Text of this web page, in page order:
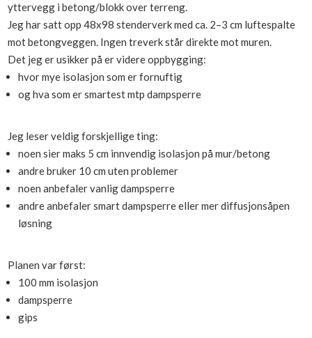
yttervegg i betong/blokk over terreng.
Jeg har satt opp 48x98 stenderverk med ca. 2–3 cm luftespalte
mot betongveggen. Ingen treverk står direkte mot muren.
Det jeg er usikker på er videre oppbygging:
hvor mye isolasjon som er fornuftig
og hva som er smartest mtp dampsperre
Jeg leser veldig forskjellige ting:
noen sier maks 5 cm innvendig isolasjon på mur/betong
andre bruker 10 cm uten problemer
noen anbefaler vanlig dampsperre
andre anbefaler smart dampsperre eller mer diffusjonsåpen
løsning
Planen var først:
100 mm isolasjon
dampsperre
gips